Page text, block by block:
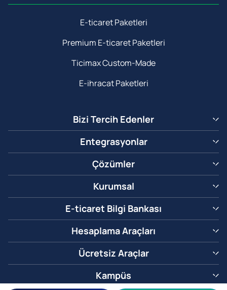
E-ticaret Paketleri
Premium E-ticaret Paketleri
Ticimax Custom-Made
E-ihracat Paketleri
Bizi Tercih Edenler
Entegrasyonlar
Çözümler
Kurumsal
E-ticaret Bilgi Bankası
Hesaplama Araçları
Ücretsiz Araçlar
Kampüs